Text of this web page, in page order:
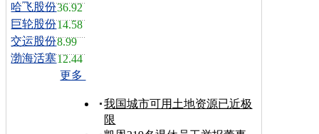
哈飞股份36.92
巨轮股份14.58
交运股份8.99
渤海活塞12.44
更多
我国城市可用土地资源已近极
限